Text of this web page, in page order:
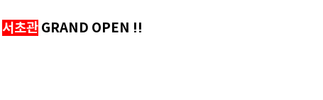
서초관GRAND OPEN !!